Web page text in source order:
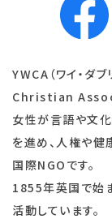
YWCA（ワイ・ダ
Christian
女性が言語や文
を進め、人権や
国際NGOです。
1855年英国で始
活動しています。